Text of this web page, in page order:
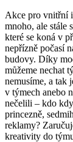
Akce pro vnitřní
mnoho, ale stále
které se koná v
nepřízně počasí
budovy. Díky
můžeme nechat
nemusíme, a tak
v týmech anebo
nečelili – kdo
princezně,
reklamy?
kreativity do